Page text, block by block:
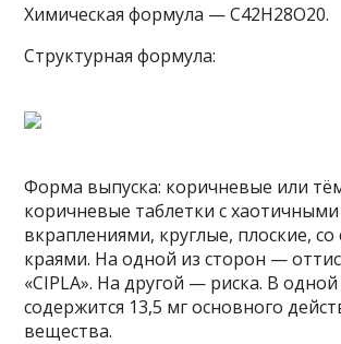
Химическая формула — C42H28O20.
Структурная формула:
Форма выпуска: коричневые или
коричневые таблетки с
вкраплениями, круглые, плоские,
краями. На одной из сторон —
«CIPLA». На другой — риска. В одной
содержится 13,5 мг основного
вещества.